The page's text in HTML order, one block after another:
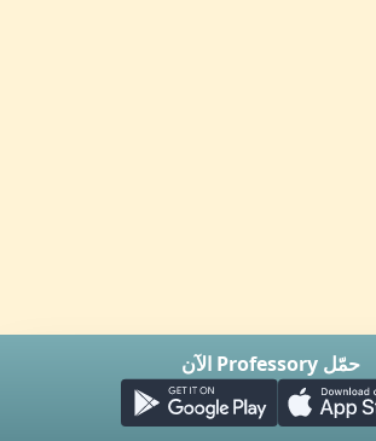
حمّل Professory الآن